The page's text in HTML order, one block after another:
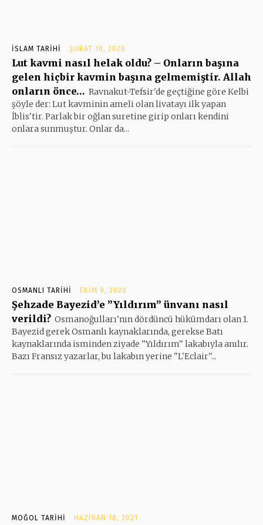
İSLAM TARIHI ŞUBAT 10, 2020
Lut kavmi nasıl helak oldu? – Onların başına
gelen hiçbir kavmin başına gelmemiştir. Allah
onların önce… Ravnakut-Tefsir'de geçtiğine göre Kelbi
şöyle der: Lut kavminin ameli olan livatayı ilk yapan
İblis'tir. Parlak bir oğlan suretine girip onları kendini
onlara sunmuştur. Onlar da...
OSMANLI TARIHI EKIM 9, 2020
Şehzade Bayezid’e ”Yıldırım” ünvanı nasıl
verildi? Osmanoğulları'nın dördüncü hükümdarı olan 1.
Bayezid gerek Osmanlı kaynaklarında, gerekse Batı
kaynaklarında isminden ziyade ''Yıldırım'' lakabıyla anılır.
Bazı Fransız yazarlar, bu lakabın yerine ''L'Eclair''...
MOĞOL TARIHI HAZIRAN 18, 2021